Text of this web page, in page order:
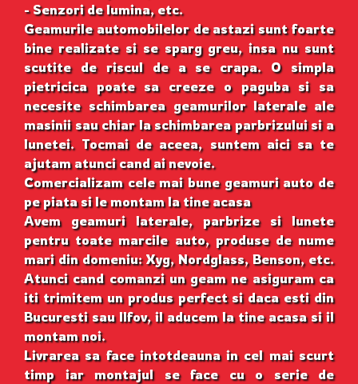
- Senzori de lumina, etc.
Geamurile automobilelor de astazi sunt foarte
bine realizate si se sparg greu, insa nu sunt
scutite de riscul de a se crapa. O simpla
pietricica poate sa creeze o paguba si sa
necesite schimbarea geamurilor laterale ale
masinii sau chiar la schimbarea parbrizului si a
lunetei. Tocmai de aceea, suntem aici sa te
ajutam atunci cand ai nevoie.
Comercializam cele mai bune geamuri auto de
pe piata si le montam la tine acasa
Avem geamuri laterale, parbrize si lunete
pentru toate marcile auto, produse de nume
mari din domeniu: Xyg, Nordglass, Benson, etc.
Atunci cand comanzi un geam ne asiguram ca
iti trimitem un produs perfect si daca esti din
Bucuresti sau Ilfov, il aducem la tine acasa si il
montam noi.
Livrarea sa face intotdeauna in cel mai scurt
timp iar montajul se face cu o serie de